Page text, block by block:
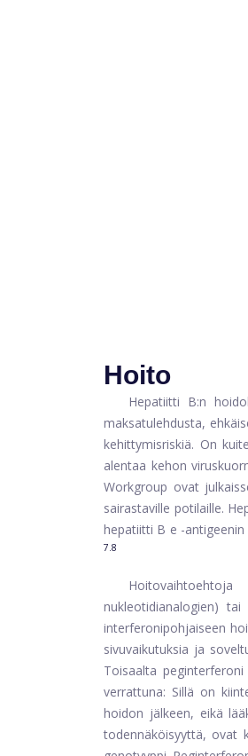
Hoito
Hepatiitti B:n
maksatulehdusta,
kehittymisriskiä. On
alentaa kehon
Workgroup ovat
sairastaville potilaille.
hepatiitti B e -
7.8
nukleotidianalogien)
interferonipohjaiseen
sivuvaikutuksia ja
Toisaalta
verrattuna: Sillä on
hoidon jälkeen, eikä
todennäköisyyttä, ovat